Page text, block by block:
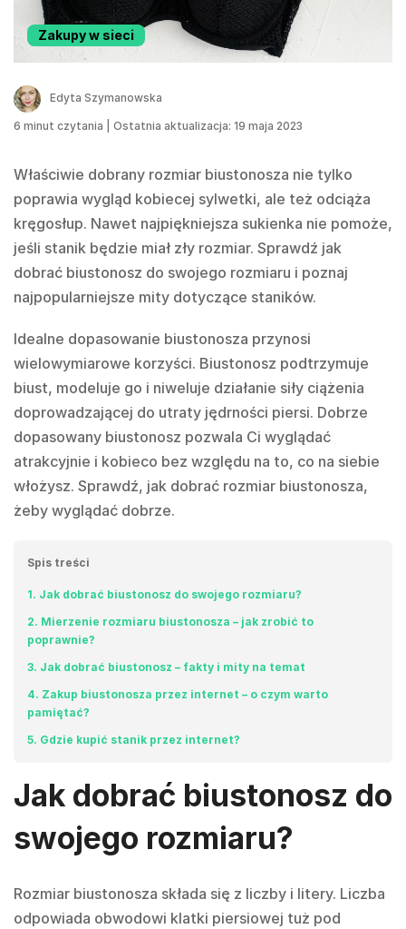
Zakupy w sieci
Edyta Szymanowska
6 minut czytania Ostatnia aktualizacja: 19 maja 2023
Właściwie dobrany rozmiar biustonosza nie tylko
poprawia wygląd kobiecej sylwetki, ale też odciąża
kręgosłup. Nawet najpiękniejsza sukienka nie pomoże,
jeśli stanik będzie miał zły rozmiar. Sprawdź jak
dobrać biustonosz do swojego rozmiaru i poznaj
najpopularniejsze mity dotyczące staników.
Idealne dopasowanie biustonosza przynosi
wielowymiarowe korzyści. Biustonosz podtrzymuje
biust, modeluje go i niweluje działanie siły ciążenia
doprowadzającej do utraty jędrności piersi. Dobrze
dopasowany biustonosz pozwala Ci wyglądać
atrakcyjnie i kobieco bez względu na to, co na siebie
włożysz. Sprawdź, jak dobrać rozmiar biustonosza,
żeby wyglądać dobrze.
Spis treści
1 Jak dobrać biustonosz do swojego rozmiaru?
2 Mierzenie rozmiaru biustonosza – jak zrobić to
poprawnie?
3 Jak dobrać biustonosz – fakty i mity na temat
4 Zakup biustonosza przez internet – o czym warto
pamiętać?
5 Gdzie kupić stanik przez internet?
Jak dobrać biustonosz do
swojego rozmiaru?
Rozmiar biustonosza składa się z liczby i litery. Liczba
odpowiada obwodowi klatki piersiowej tuż pod